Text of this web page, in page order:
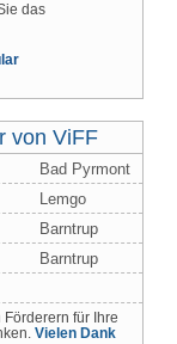
das
von ViFF
Bad Pyrmont
Lemgo
Barntrup
Barntrup
für Ihre
Vielen Dank